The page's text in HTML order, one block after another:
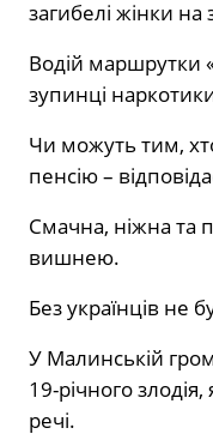
загибелі жінки на
Водій маршрутки
зупинці
Чи можуть тим,
пенсію –
Смачна, ніжна та
вишнею.
Без українців не
У Малинській
19-річного
речі.